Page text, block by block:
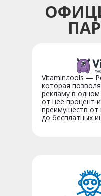
Vitamin.tools —
которая
рекламу в
от нее процент
преимуществ от
до бесплатных